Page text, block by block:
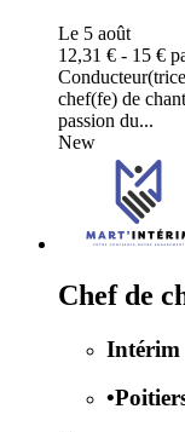
Le 5 août
12,31 € - 15 €
chef(fe) de
passion du...
New
Chef de
Intérim
•